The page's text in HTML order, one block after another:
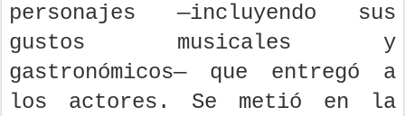
personajes —incluyendo sus
gustos musicales y
gastronómicos— que entregó a
los actores. Se metió en la